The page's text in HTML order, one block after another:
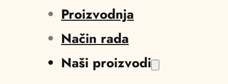
Proizvodnja
Način rada
Naši proizvodi